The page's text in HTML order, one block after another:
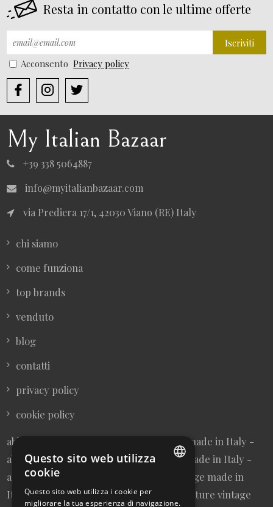
Resta in contatto con le ultime offerte
Iscriviti
Acconsento Privacy policy
My Italian Bazaar
+39 338 5064887
info@myitalianbazaar.com
via Prediera 17/1, 42030 Viano (RE) Italy
chi siamo
come funziona
top brands
venduto
blog
contatti
privacy policy
cookie policy
abbigliamento donna vintage sartoriale made in Italy -
abbigliamento uomo vintage sartoriale made in Italy -
abbigliamento da collezione - borse vintage made in
Italy - cravatte vintage made in Italy - cinture vintage
ENGLISH
Questo sito web utilizza
cookie
Questo sito web utilizza i cookie per
migliorare la tua esperienza di navigazione.